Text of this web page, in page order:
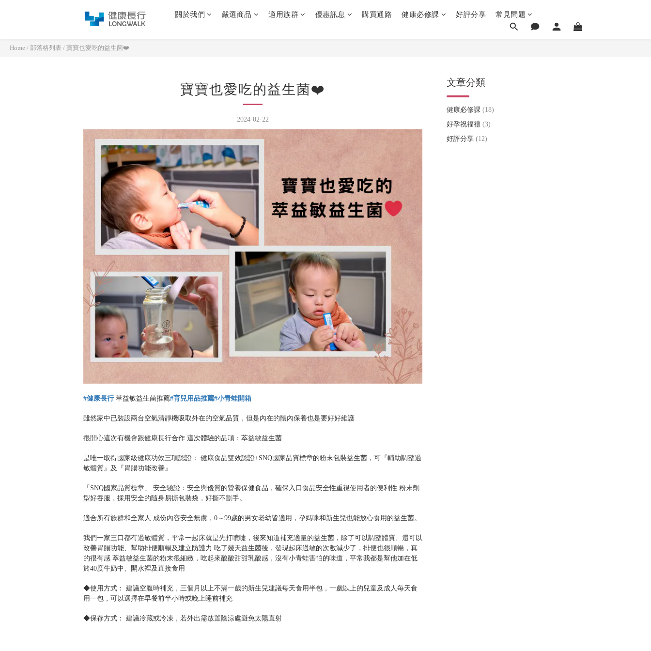
關於我們 嚴選商品 適用族群 優惠訊息 購買通路 健康必修課 好評分享 常見問題
Home / 部落格列表 / 寶寶也愛吃的益生菌❤️
寶寶也愛吃的益生菌❤️
2024-02-22
#健康長行萃益敏益生菌推薦#育兒用品推薦#小青蛙開箱
雖然家中已裝設兩台空氣清靜機吸取外在的空氣品質，但是內在的體內保養也是要好好維護
很開心這次有機會跟健康長行合作 這次體驗的品項：萃益敏益生菌
是唯一取得國家級健康功效三項認證： 健康食品雙效認證+SNQ國家品質標章的粉末包裝益生菌，可『輔助調整過
敏體質』及『胃腸功能改善』
「SNQ國家品質標章」 安全驗證：安全與優質的營養保健食品，確保入口食品安全性重視使用者的便利性 粉末劑
型好吞服，採用安全的隨身易撕包裝袋，好撕不割手。
適合所有族群和全家人 成份內容安全無虞，0～99歲的男女老幼皆適用，孕媽咪和新生兒也能放心食用的益生菌。
我們一家三口都有過敏體質，平常一起床就是先打噴嚏，後來知道補充適量的益生菌，除了可以調整體質、還可以
改善胃腸功能、幫助排便順暢及建立防護力 吃了幾天益生菌後，發現起床過敏的次數減少了，排便也很順暢，真
的很有感 萃益敏益生菌的粉末很細緻，吃起來酸酸甜甜乳酸感，沒有小青蛙害怕的味道，平常我都是幫他加在低
於40度牛奶中、開水裡及直接食用
◆使用方式： 建議空腹時補充，三個月以上不滿一歲的新生兒建議每天食用半包，一歲以上的兒童及成人每天食
用一包，可以選擇在早餐前半小時或晚上睡前補充
◆保存方式： 建議冷藏或冷凍，若外出需放置陰涼處避免太陽直射
文章分類
健康必修課 (18)
好孕祝福禮 (3)
好評分享 (12)